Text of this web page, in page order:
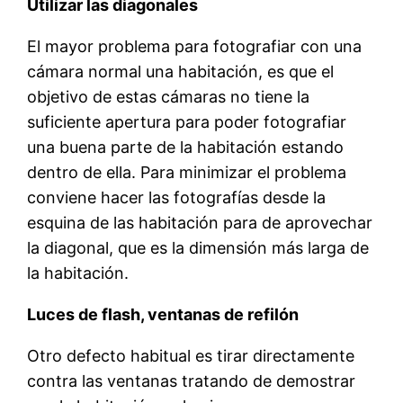
Utilizar las diagonales
El mayor problema para fotografiar con una
cámara normal una habitación, es que el
objetivo de estas cámaras no tiene la
suficiente apertura para poder fotografiar
una buena parte de la habitación estando
dentro de ella. Para minimizar el problema
conviene hacer las fotografías desde la
esquina de las habitación para de aprovechar
la diagonal, que es la dimensión más larga de
la habitación.
Luces de flash, ventanas de refilón
Otro defecto habitual es tirar directamente
contra las ventanas tratando de demostrar